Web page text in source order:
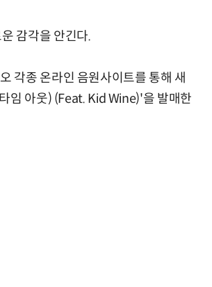
감각을 안긴다.
각종 온라인 음원사이트를 통해 새
임 아웃) (Feat. Kid Wine)'을 발매한